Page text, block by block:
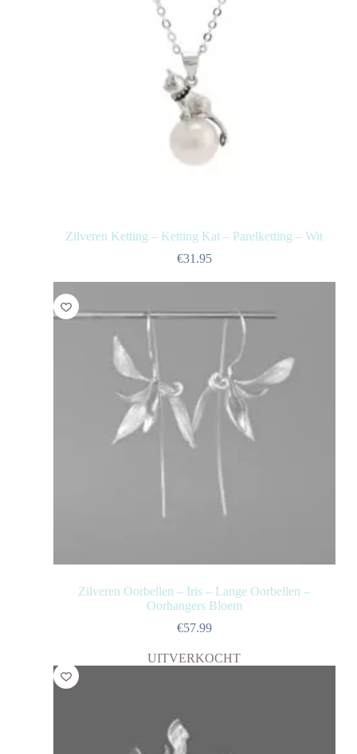
Zilveren Ketting – Ketting Kat – Parelketting – Wit
€31.95
Zilveren Oorbellen – Iris – Lange Oorbellen –
Oorhangers Bloem
€57.99
UITVERKOCHT